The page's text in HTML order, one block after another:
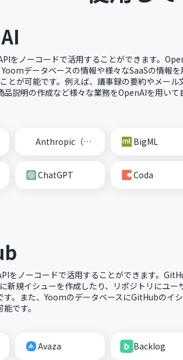
をノーコードで活用することができます。
データベースの情報や様々なSaaSの情報を
とが可能です。例えば、議事録の要約やメール
品説明の作成など様々な業務をOpenAIを用いて
Anthropic（Claude） BigML
ChatGPT Coda
をノーコードで活用することができます。
新規イシューを作成したり、リポジトリにユー
す。また、YoomのデータベースにGitHubのイ
です。
Avaza Backlog